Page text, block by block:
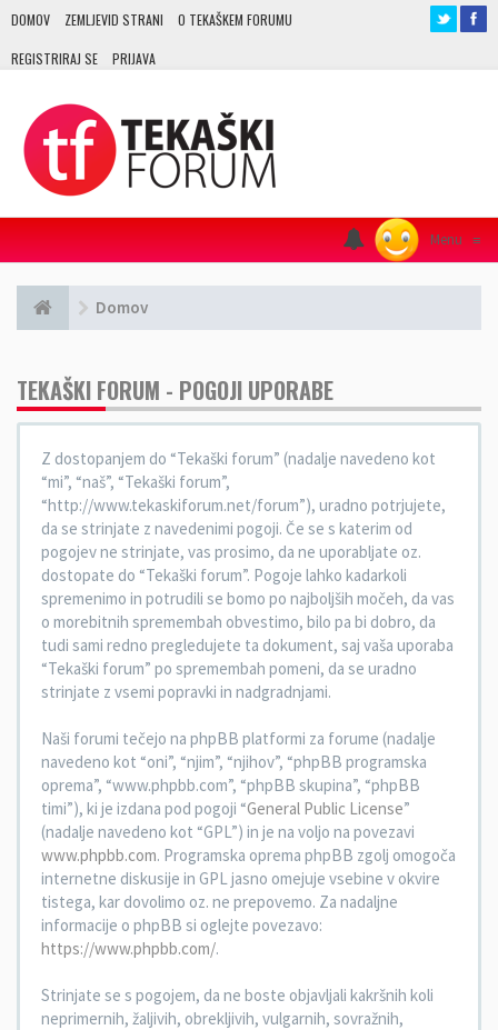
DOMOV ZEMLJEVID STRANI O TEKAŠKEM FORUMU
REGISTRIRAJ SE PRIJAVA
Menu ≡
Domov
TEKAŠKI FORUM - POGOJI UPORABE
Z dostopanjem do “Tekaški forum” (nadalje navedeno kot
“mi”, “naš”, “Tekaški forum”,
“http://www.tekaskiforum.net/forum”), uradno potrjujete,
da se strinjate z navedenimi pogoji. Če se s katerim od
pogojev ne strinjate, vas prosimo, da ne uporabljate oz.
dostopate do “Tekaški forum”. Pogoje lahko kadarkoli
spremenimo in potrudili se bomo po najboljših močeh, da vas
o morebitnih spremembah obvestimo, bilo pa bi dobro, da
tudi sami redno pregledujete ta dokument, saj vaša uporaba
“Tekaški forum” po spremembah pomeni, da se uradno
strinjate z vsemi popravki in nadgradnjami.
Naši forumi tečejo na phpBB platformi za forume (nadalje
navedeno kot “oni”, “njim”, “njihov”, “phpBB programska
oprema”, “www.phpbb.com”, “phpBB skupina”, “phpBB
timi”), ki je izdana pod pogoji “General Public License”
(nadalje navedeno kot “GPL”) in je na voljo na povezavi
www.phpbb.com. Programska oprema phpBB zgolj omogoča
internetne diskusije in GPL jasno omejuje vsebine v okvire
tistega, kar dovolimo oz. ne prepovemo. Za nadaljne
informacije o phpBB si oglejte povezavo:
https://www.phpbb.com/.
Strinjate se s pogojem, da ne boste objavljali kakršnih koli
neprimernih, žaljivih, obrekljivih, vulgarnih, sovražnih,